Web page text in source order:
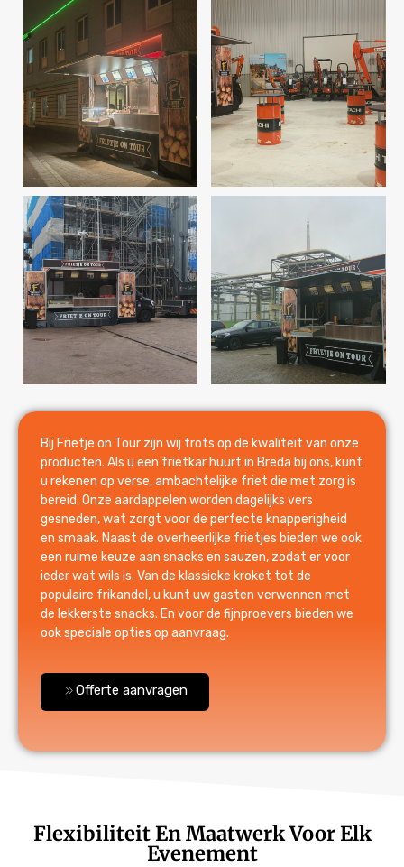
Bij Frietje on Tour zijn wij trots op de kwaliteit van onze
producten. Als u een frietkar huurt in Breda bij ons, kunt
u rekenen op verse, ambachtelijke friet die met zorg is
bereid. Onze aardappelen worden dagelijks vers
gesneden, wat zorgt voor de perfecte knapperigheid
en smaak. Naast de overheerlijke frietjes bieden we ook
een ruime keuze aan snacks en sauzen, zodat er voor
ieder wat wils is. Van de klassieke kroket tot de
populaire frikandel, u kunt uw gasten verwennen met
de lekkerste snacks. En voor de fijnproevers bieden we
ook speciale opties op aanvraag.
Offerte aanvragen
Flexibiliteit En Maatwerk Voor Elk
Evenement